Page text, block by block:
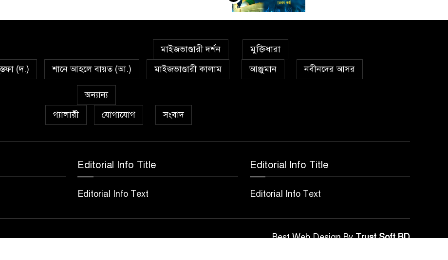
সর্বকালের সব সমস্যার
৭
ঈদে মিলাদুন্নবী এর গুরুত্ব
৯
(দ.) শানে আহলে বায়ত (আ.)
মাইজভাণ্ডারী দর্শন
মাইজভাণ্ডারী কালাম
মুক্তিধারা
আঞ্জুমান
নবীনদের আসর
অন্যান্য
গ্যালারী
যোগাযোগ সংবাদ
Editorial Info Title
Editorial Info Text
Editorial Info Title
Editorial Info Text
Best Web Design ByTrust Soft BD